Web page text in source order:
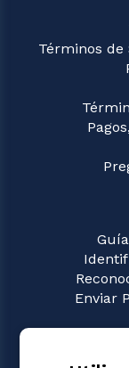
Términos de
Enviar